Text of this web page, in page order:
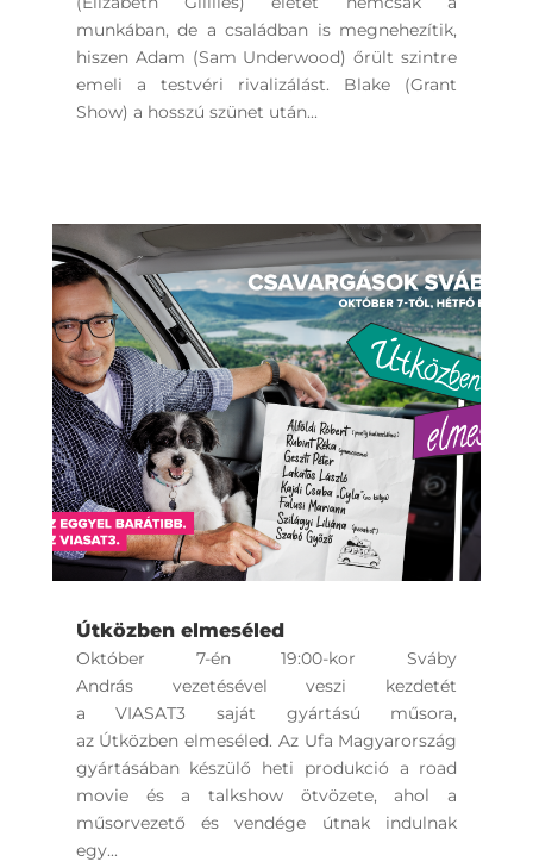
munkában, de a családban is megnehezítik,
hiszen Adam (Sam Underwood) őrült szintre
emeli a testvéri rivalizálást. Blake (Grant
Show) a hosszú szünet után...
Útközben elmeséled
Október 7-én 19:00-kor Sváby
András vezetésével veszi kezdetét
a VIASAT3 saját gyártású műsora,
az Útközben elmeséled. Az Ufa Magyarország
gyártásában készülő heti produkció a road
movie és a talkshow ötvözete, ahol a
műsorvezető és vendége útnak indulnak
egy...